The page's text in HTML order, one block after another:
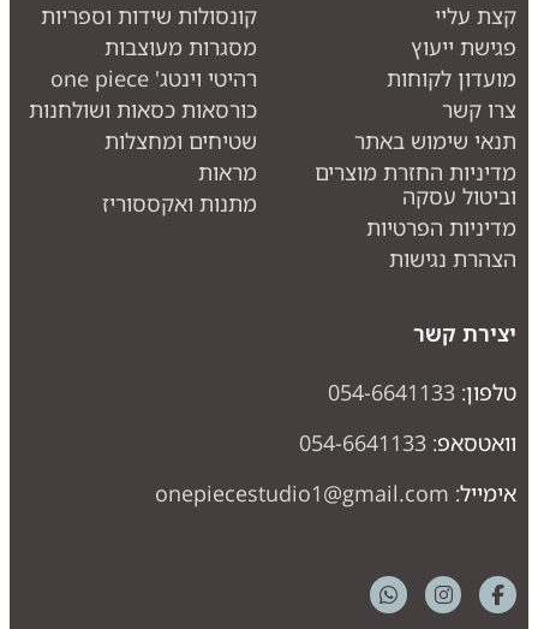
עליי
ייעוץ
לקוחות
קשר
שימוש באתר
החזרת מוצרים
עסקה
הפרטיות
נגישות
קונסולות שידות וספריות
מסגרות מעוצבות
רהיטי וינטג' one piece
כורסאות כסאות ושולחנות
שטיחים ומחצלות
מראות
מתנות ואקססוריז
קשר
054-6641133
054-6641133
onepiecestudio1@gmail.com